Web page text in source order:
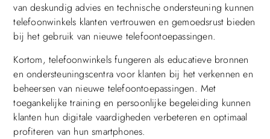
van deskundig advies en technische ondersteuning kunnen
telefoonwinkels klanten vertrouwen en gemoedsrust bieden
bij het gebruik van nieuwe telefoontoepassingen.
Kortom, telefoonwinkels fungeren als educatieve bronnen
en ondersteuningscentra voor klanten bij het verkennen en
beheersen van nieuwe telefoontoepassingen. Met
toegankelijke training en persoonlijke begeleiding kunnen
klanten hun digitale vaardigheden verbeteren en optimaal
profiteren van hun smartphones.